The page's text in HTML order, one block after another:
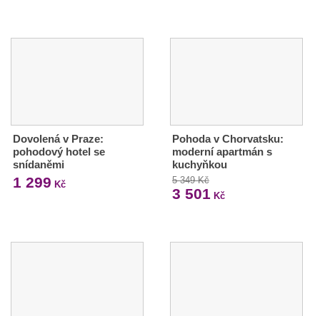
Dovolená v Praze:
pohodový hotel se
snídaněmi
1 299 Kč
Pohoda v Chorvatsku:
moderní apartmán s
kuchyňkou
5 349 Kč
3 501 Kč